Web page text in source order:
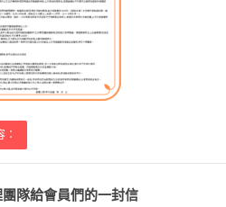
隊給會員們的一封信